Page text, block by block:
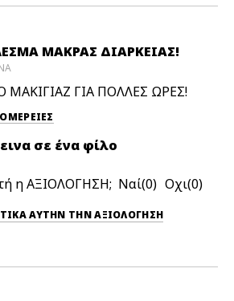
ΜΑΚΡΑΣ ΔΙΑΡΚΕΙΑΣ!
ΜΑΚΙΓΙΑΖ ΓΙΑ ΠΟΛΛΕΣ ΩΡΕΣ!
σε ένα φίλο
η ΑΞΙΟΛΟΓΗΣΗ; 0 0
ΕΠΙΣΗΜΆΝΕΤΕ ΑΡΝΗΤΙΚΆ ΑΥΤΉΝ ΤΗΝ ΑΞΙΟΛΟΓΗΣΗ